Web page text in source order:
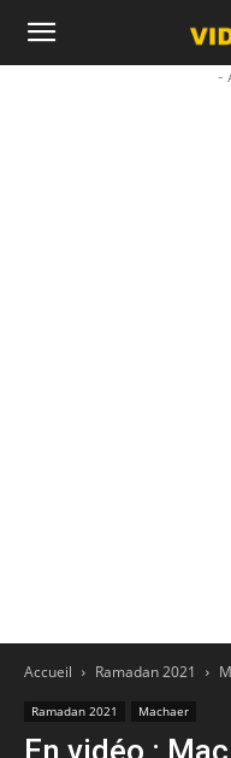
-
Accueil Ramadan 2021
Ramadan 2021 Machaer
En vidéo :